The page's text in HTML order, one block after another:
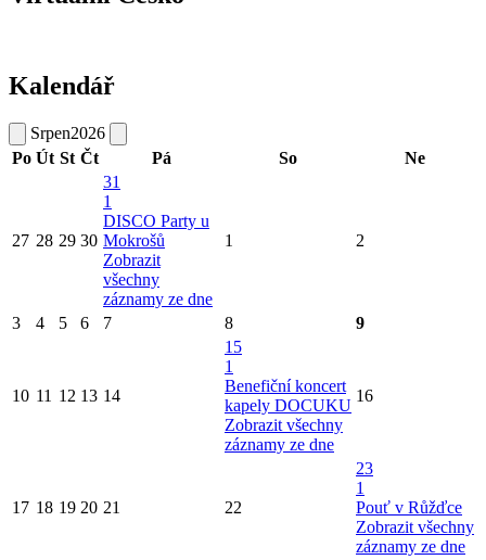
Kalendář
Srpen2026
Po Út St Čt Pá So Ne
27 28 29 30
31
1
DISCO Party u
Mokrošů
Zobrazit
všechny
záznamy ze dne
1 2
3 4 5 6 7 8 9
10 11 12 13 14
15
1
Benefiční koncert
kapely DOCUKU
Zobrazit všechny
záznamy ze dne
16
17 18 19 20 21 22
23
1
Pouť v Růžďce
Zobrazit všechny
záznamy ze dne